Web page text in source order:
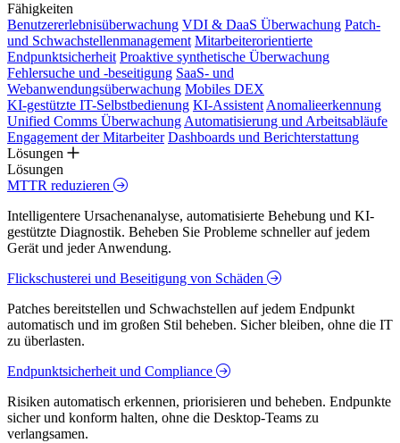
Fähigkeiten
Benutzererlebnisüberwachung VDI & DaaS Überwachung Patch-
und Schwachstellenmanagement Mitarbeiterorientierte
Endpunktsicherheit Proaktive synthetische Überwachung
Fehlersuche und -beseitigung SaaS- und
Webanwendungsüberwachung Mobiles DEX
KI-gestützte IT-Selbstbedienung KI-Assistent Anomalieerkennung
Unified Comms Überwachung Automatisierung und Arbeitsabläufe
Engagement der Mitarbeiter Dashboards und Berichterstattung
Lösungen
Lösungen
MTTR reduzieren
Intelligentere Ursachenanalyse, automatisierte Behebung und KI-
gestützte Diagnostik. Beheben Sie Probleme schneller auf jedem
Gerät und jeder Anwendung.
Flickschusterei und Beseitigung von Schäden
Patches bereitstellen und Schwachstellen auf jedem Endpunkt
automatisch und im großen Stil beheben. Sicher bleiben, ohne die IT
zu überlasten.
Endpunktsicherheit und Compliance
Risiken automatisch erkennen, priorisieren und beheben. Endpunkte
sicher und konform halten, ohne die Desktop-Teams zu
verlangsamen.